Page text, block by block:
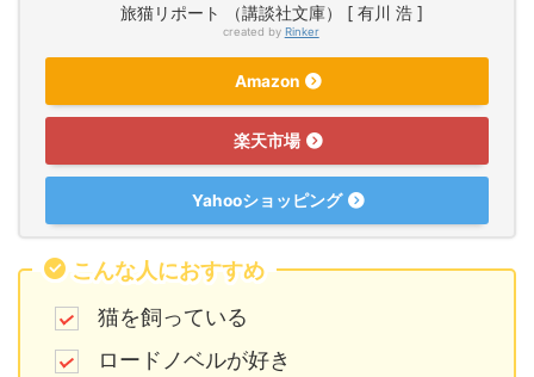
旅猫リポート （講談社文庫） [ 有川 浩 ]
created by Rinker
Amazon
楽天市場
Yahooショッピング
こんな人におすすめ
猫を飼っている
ロードノベルが好き